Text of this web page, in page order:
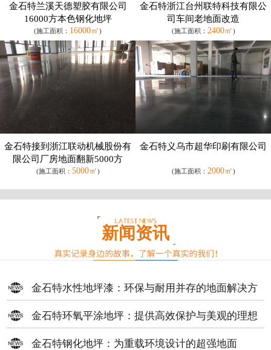
金石特兰溪天德塑胶有限公司
16000方本色钢化地坪
(施工面积： 16000㎡)
金石特浙江台州联特科技有限公
司车间老地面改造
(施工面积： 2400㎡)
金石特接到浙江联动机械股份有
限公司厂房地面翻新5000方
(施工面积： 5000㎡)
金石特义乌市超华印刷有限公司
(施工面积： 2000㎡)
新闻资讯
金石特水性地坪漆：环保与耐用并存的地面解决方
案
金石特环氧平涂地坪：提供高效保护与美观的理想
选择
金石特钢化地坪：为重载环境设计的超强地面